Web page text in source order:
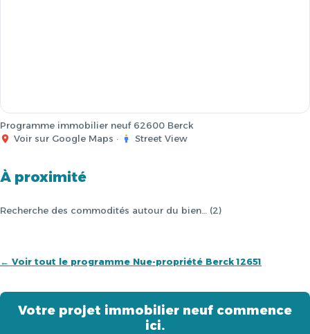
Programme immobilier neuf 62600 Berck
Voir sur Google Maps · Street View
À proximité
Recherche des commodités autour du bien… (2)
← Voir tout le programme Nue-propriété Berck 12651
Votre projet immobilier neuf commence
ici.